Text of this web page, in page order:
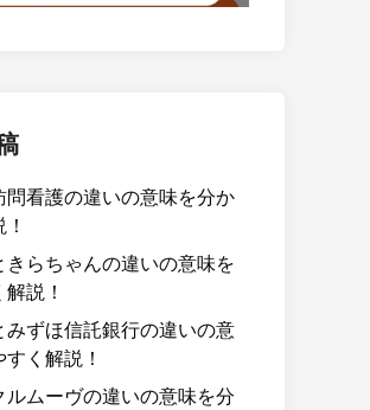
問看護の違いの意味を分か
きらちゃんの違いの意味を
説！
みずほ信託銀行の違いの意
く解説！
ルムーヴの違いの意味を分